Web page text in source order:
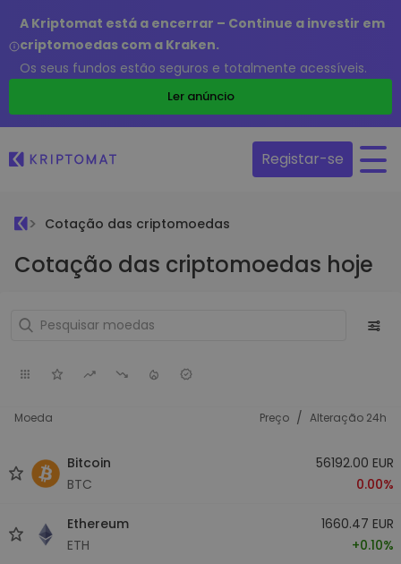
A Kriptomat está a encerrar – Continue a investir em
criptomoedas com a Kraken.
Os seus fundos estão seguros e totalmente acessíveis.
Ler anúncio
Registar-se
Cotação das criptomoedas
Cotação das criptomoedas hoje
Moeda Preço / Alteração 24h
Bitcoin
BTC
56192.00 EUR
0.00%
Ethereum
ETH
1660.47 EUR
+0.10%